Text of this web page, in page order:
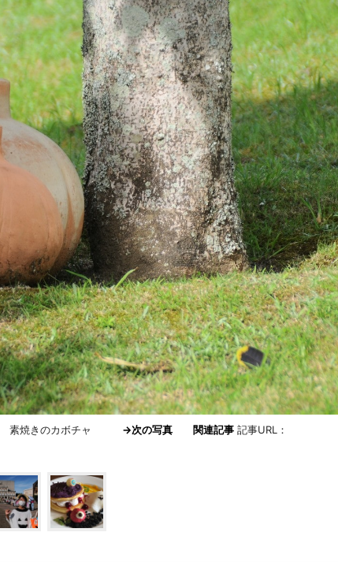
」 素焼きのカボチャ →次の写真 関連記事記事URL：